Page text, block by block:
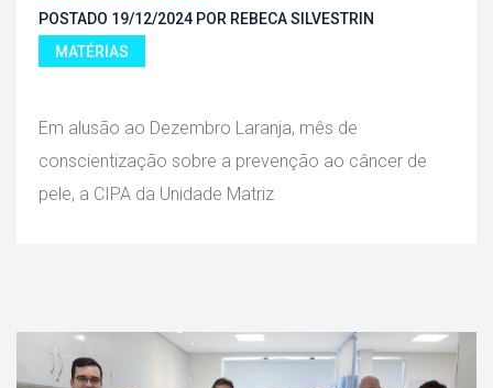
POSTADO 19/12/2024 POR REBECA SILVESTRIN
MATÉRIAS
Em alusão ao Dezembro Laranja, mês de
conscientização sobre a prevenção ao câncer de
pele, a CIPA da Unidade Matriz